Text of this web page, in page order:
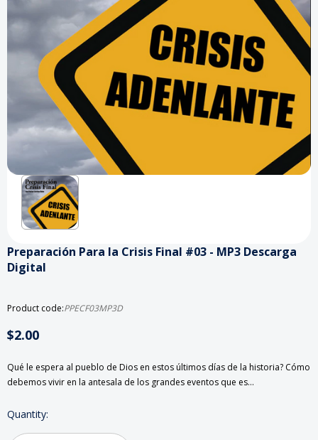
Preparación Para la Crisis Final #03 - MP3 Descarga
Digital
Product code:PPECF03MP3D
$2.00
Qué le espera al pueblo de Dios en estos últimos días de la historia? Cómo
debemos vivir en la antesala de los grandes eventos que es…
Current
Quantity: